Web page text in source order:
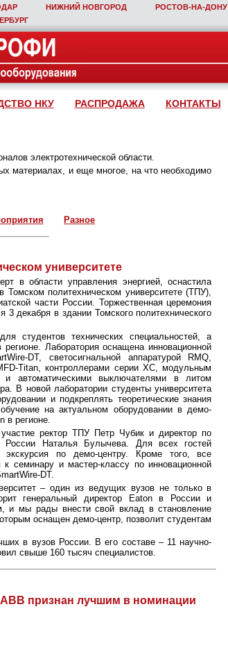
НИЖНИЙ НОВГОРОД
РОСТОВ‑НА‑ДОНУ
НКУ РАСПРОДАЖА КОНТАКТЫ
электротехнической области.
материалах, и еще многое, на что необходимо
Разное
университете
в области управления энергией, оснастила
Томском политехническом университете (ТПУ),
части России. Торжественная церемония
3 декабря в здании Томского политехнического
студентов технических специальностей, а
Лаборатория оснащена инновационной
DT, светосигнальной аппаратурой RMQ,
Titan, контроллерами серии XC, модульным
и автоматическими выключателями в литом
В новой лаборатории студенты университета
и подкреплять теоретические знания
на актуальном оборудовании в демо-
в регионе.
ректор ТПУ Петр Чубик и директор по
Наталья Булычева. Для всех гостей
экскурсия по демо-центру. Кроме того, все
семинару и мастер-классу по инновационной
DT.
– один из ведущих вузов не только в
генеральный директор Eaton в России и
и мы рады внести свой вклад в становление
оснащен демо-центр, позволит студентам
в вузов России. В его составе – 11 научно-
свыше 160 тысяч специалистов.
признан лучшим в номинации